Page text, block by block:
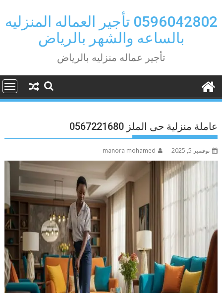
to
content
0596042802 تأجير العماله المنزليه
بالساعه والشهر بالرياض
تأجير عماله منزليه بالرياض
عاملة منزلية حى الملز 0567221680
نوفمبر 5, 2025 manora mohamed